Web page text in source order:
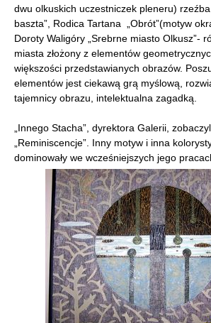
dwu olkuskich uczestniczek pleneru)
baszta”, Rodica Tartana „Obrót”(motyw
Doroty Waligóry „Srebrne miasto Olkusz”-
miasta złożony z elementów
większości przedstawianych obrazów.
elementów jest ciekawą grą myślową,
tajemnicy obrazu, intelektualna zagadką.
„Innego Stacha”, dyrektora Galerii,
„Reminiscencje”. Inny motyw i inna
dominowały we wcześniejszych jego